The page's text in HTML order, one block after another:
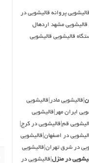
پروانه قالیشویی در
مشهد اردهال
قالیشویی قالیشویی
|قالیشویی مادر|قالیشویی
ایران مهر|قالیشویی
قم|قالیشویی در کرج|
در اصفهان|قالیشویی
در شرق تهران|قالیشویی
در منزل |قالیشویی در